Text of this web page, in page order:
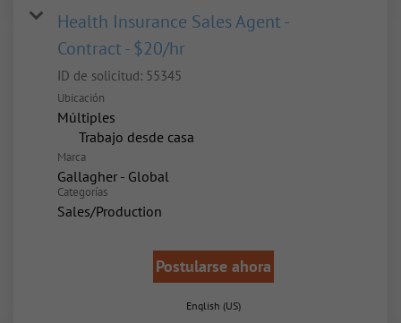
Health Insurance Sales Agent -
Contract - $20/hr
ID de solicitud: 55345
Ubicación
Múltiples
inicio
Trabajo desde casa
Marca
Gallagher - Global
Categorías
Sales/Production
Postularse ahora
English (US)